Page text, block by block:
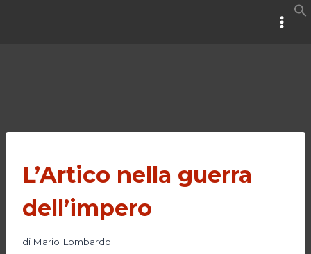
L’Artico nella guerra
dell’impero
di Mario Lombardo